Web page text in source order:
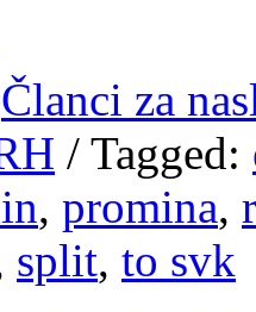
Članci za
/ Tagged:
, promina,
split, to svk